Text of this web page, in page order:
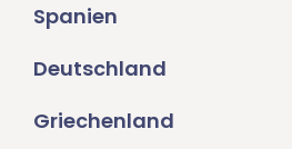
Spanien
Deutschland
Griechenland